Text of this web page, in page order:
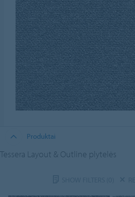
Produktai
Tessera Layout & Outline plytelės